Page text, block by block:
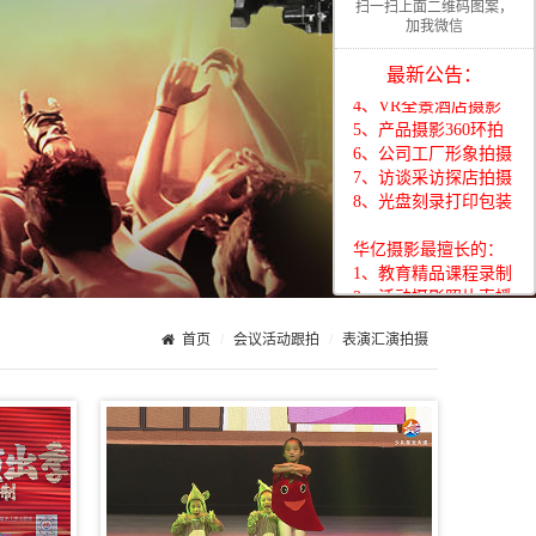
首页 会议活动跟拍 表演汇演拍摄
扫一扫上面二维码图案，
加我微信
最新公告：
1、教育精品课程录制
2、活动摄影照片直播
4、VR全景酒店摄影
5、产品摄影360环拍
6、公司工厂形象拍摄
7、访谈采访探店拍摄
8、光盘刻录打印包装
1、教育精品课程录制
2、活动摄影照片直播
3、展会移动视频直播
5、产品摄影360环拍
6、公司工厂形象拍摄
8、光盘刻录打印包装
2、活动摄影照片直播